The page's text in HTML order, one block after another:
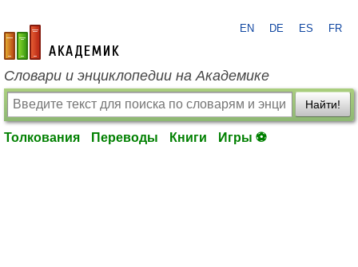
academic.ru
EN DE ES FR
Словари и энциклопедии на Академике
Найти!
Толкования Переводы Книги Игры ⚽